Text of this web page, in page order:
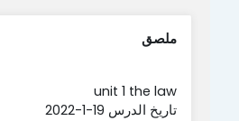
ملصق
unit 1 the law
تاريخ الدرس 19-1-2022